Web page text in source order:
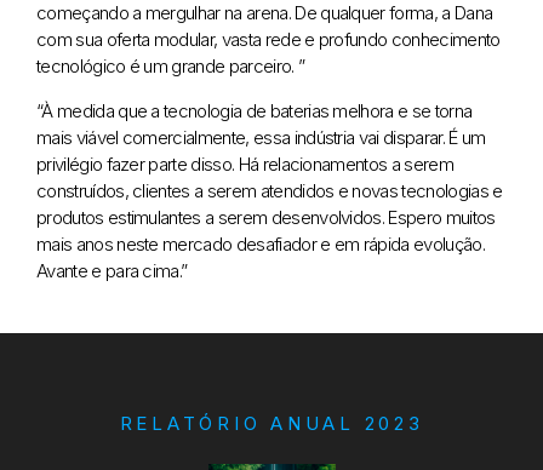
começando a mergulhar na arena. De qualquer forma, a Dana
com sua oferta modular, vasta rede e profundo conhecimento
tecnológico é um grande parceiro. ”
“À medida que a tecnologia de baterias melhora e se torna
mais viável comercialmente, essa indústria vai disparar. É um
privilégio fazer parte disso. Há relacionamentos a serem
construídos, clientes a serem atendidos e novas tecnologias e
produtos estimulantes a serem desenvolvidos. Espero muitos
mais anos neste mercado desafiador e em rápida evolução.
Avante e para cima.”
RELATÓRIO ANUAL 2023